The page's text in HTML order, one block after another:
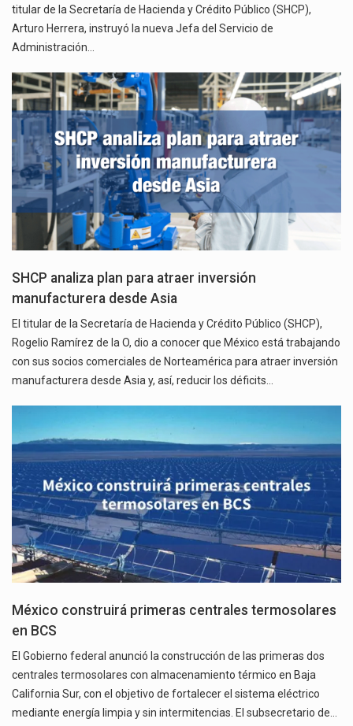
titular de la Secretaría de Hacienda y Crédito Público (SHCP),
Arturo Herrera, instruyó la nueva Jefa del Servicio de
Administración…
SHCP analiza plan para atraer inversión
manufacturera desde Asia
El titular de la Secretaría de Hacienda y Crédito Público (SHCP),
Rogelio Ramírez de la O, dio a conocer que México está trabajando
con sus socios comerciales de Norteamérica para atraer inversión
manufacturera desde Asia y, así, reducir los déficits…
México construirá primeras centrales termosolares
en BCS
El Gobierno federal anunció la construcción de las primeras dos
centrales termosolares con almacenamiento térmico en Baja
California Sur, con el objetivo de fortalecer el sistema eléctrico
mediante energía limpia y sin intermitencias. El subsecretario de…